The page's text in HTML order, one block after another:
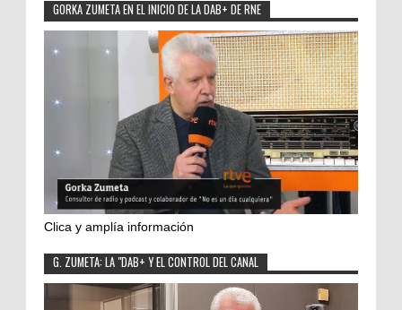
GORKA ZUMETA EN EL INICIO DE LA DAB+ DE RNE
Clica y amplía información
G. ZUMETA: LA "DAB+ Y EL CONTROL DEL CANAL